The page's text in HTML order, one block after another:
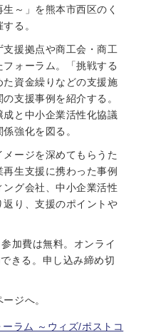
～」を熊本市西区のく
る。
援拠点や商工会・商工
ォーラム。「挑戦する
資金繰りなどの支援施
支援事例を紹介する。
と中小企業活性化協議
強化を図る。
ージを深めてもらうた
生支援に携わった事例
グ会社、中小企業活性
り、支援のポイントや
加費は無料。オンライ
きる。申し込み締め切
ジへ。
ーラム ～ウィズ/ポストコ